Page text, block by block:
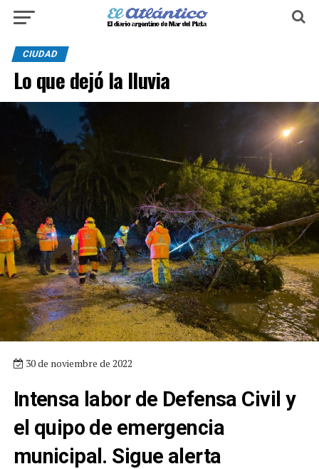
CIUDAD
Lo que dejó la lluvia
30 de noviembre de 2022
Intensa labor de Defensa Civil y
el quipo de emergencia
municipal. Sigue alerta